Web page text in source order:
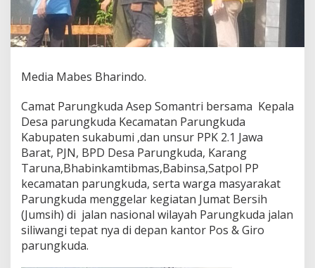
a
m
a
U
s
u
T
e
r
k
a
i
t
G
e
a
Media Mabes Bharindo.
Camat Parungkuda Asep Somantri bersama Kepala
Desa parungkuda Kecamatan Parungkuda
Kabupaten sukabumi ,dan unsur PPK 2.1 Jawa
Barat, PJN, BPD Desa Parungkuda, Karang
Taruna,Bhabinkamtibmas,Babinsa,Satpol PP
kecamatan parungkuda, serta warga masyarakat
Parungkuda menggelar kegiatan Jumat Bersih
(Jumsih) di jalan nasional wilayah Parungkuda jalan
siliwangi tepat nya di depan kantor Pos & Giro
parungkuda.